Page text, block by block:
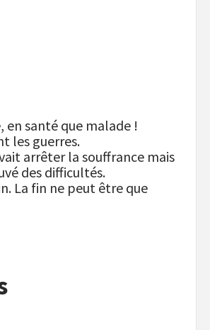
en santé que malade !
les guerres.
arrêter la souffrance mais
des difficultés.
La fin ne peut être que